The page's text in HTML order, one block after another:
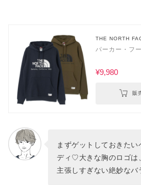
THE NORTH
パーカー・フ
¥9,980
販
まずゲットしておきたい
ディ♡大きな胸のロゴは
主張しすぎない絶妙なバ